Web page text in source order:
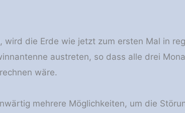
die Erde wie jetzt zum ersten Mal in
austreten, so dass alle drei
wäre.
mehrere Möglichkeiten, um die